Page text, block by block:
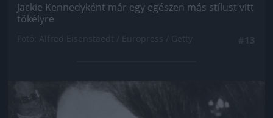
Jackie Kennedyként már egy egészen más stílust vitt
tökélyre
Jön még kép!